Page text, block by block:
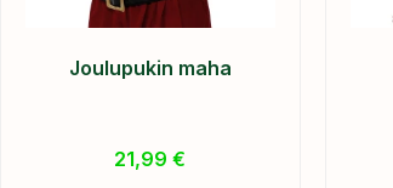
Joulupukin maha
21,99€